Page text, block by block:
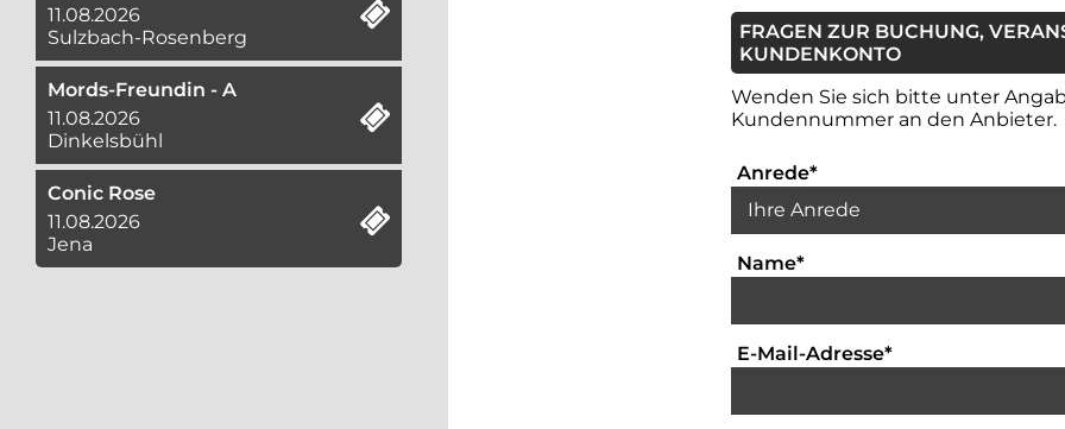
11.08.2026
Sulzbach-Rosenberg
Mords-Freundin - A
11.08.2026
Dinkelsbühl
Conic Rose
11.08.2026
Jena
FRAGEN ZUR BUCHUNG,
KUNDENKONTO
Wenden Sie sich bitte unter
Kundennummer an den Anbieter.
Anrede*Auswahlbox für die
Name*Textfeld für die Eingabe
E-Mail-Adresse*Textfeld für die